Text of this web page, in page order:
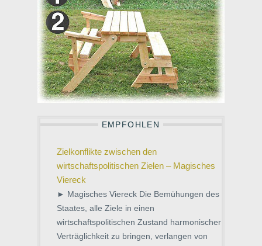
EMPFOHLEN
Zielkonflikte zwischen den
wirtschaftspolitischen Zielen – Magisches
Viereck
► Magisches Viereck Die Bemühungen des
Staates, alle Ziele in einen
wirtschaftspolitischen Zustand harmonischer
Verträglichkeit zu bringen, verlangen von